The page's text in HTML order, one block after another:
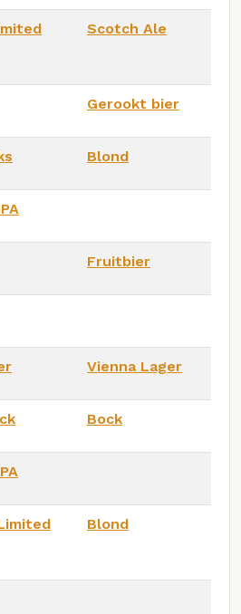
Scotch Ale
Gerookt bier
Blond
Fruitbier
Vienna Lager
Bock
Blond